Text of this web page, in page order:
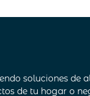
soluciones de
de tu hogar o